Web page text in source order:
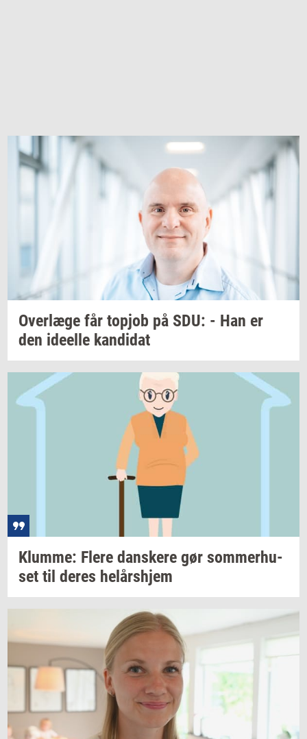
Over­læ­ge får topjob på SDU: - Han er
den ide­el­le kan­di­dat
Klum­me: Flere dan­ske­re gør som­mer­hu­
set til deres helårs­hjem